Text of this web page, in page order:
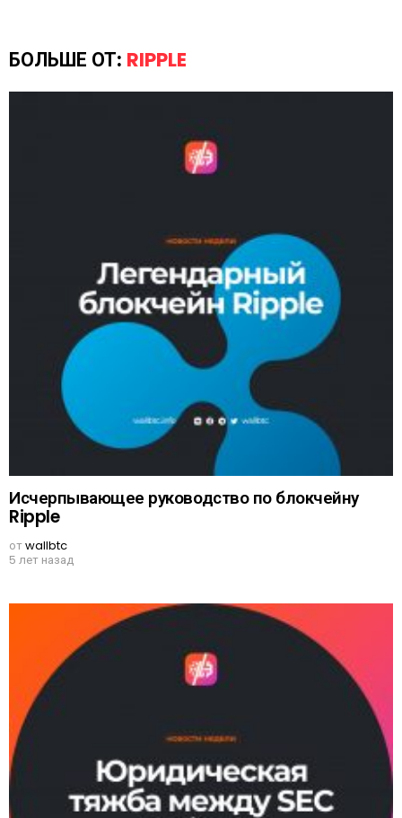
БОЛЬШЕ ОТ: RIPPLE
Исчерпывающее руководство по блокчейну
Ripple
отwallbtc
5 лет назад